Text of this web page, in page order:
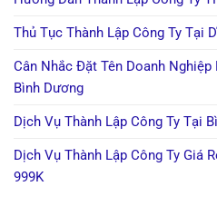
Thủ Tục Thành Lập Công Ty Tại
Cân Nhắc Đặt Tên Doanh Nghiệp
Bình Dương
Dịch Vụ Thành Lập Công Ty Tại
Dịch Vụ Thành Lập Công Ty Giá
999K